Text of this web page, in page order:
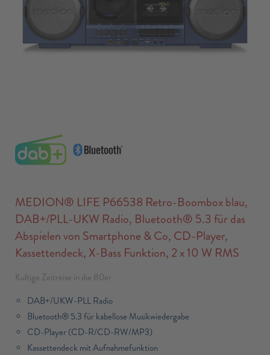
MEDION® LIFE P66538 Retro-Boombox blau,
DAB+/PLL-UKW Radio, Bluetooth® 5.3 für das
Abspielen von Smartphone & Co, CD-Player,
Kassettendeck, X-Bass Funktion, 2 x 10 W RMS
Kultige Zeitreise in die 80er
DAB+/UKW-PLL Radio
Bluetooth® 5.3 für kabellose Musikwiedergabe
CD-Player (CD-R/CD-RW/MP3)
Kassettendeck mit Aufnahmefunktion